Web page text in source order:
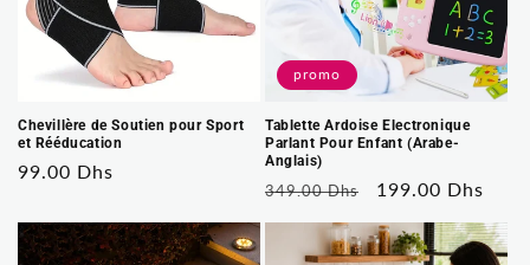
Chevillère de Soutien pour Sport
et Rééducation
Prix
99.00 Dhs
promo
Tablette Ardoise Electronique
Parlant Pour Enfant (Arabe-
Anglais)
Prix
349.00 Dhs
Prix
199.00 Dhs